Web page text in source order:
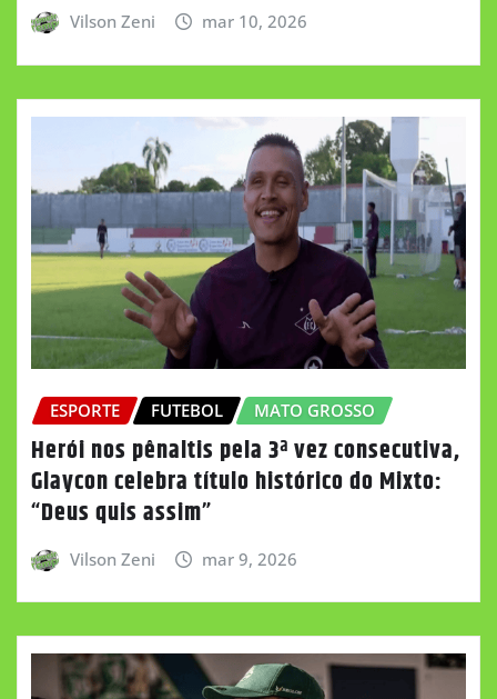
Vilson Zeni mar 10, 2026
ESPORTE FUTEBOL MATO GROSSO
Herói nos pênaltis pela 3ª vez consecutiva,
Glaycon celebra título histórico do Mixto:
“Deus quis assim”
Vilson Zeni mar 9, 2026